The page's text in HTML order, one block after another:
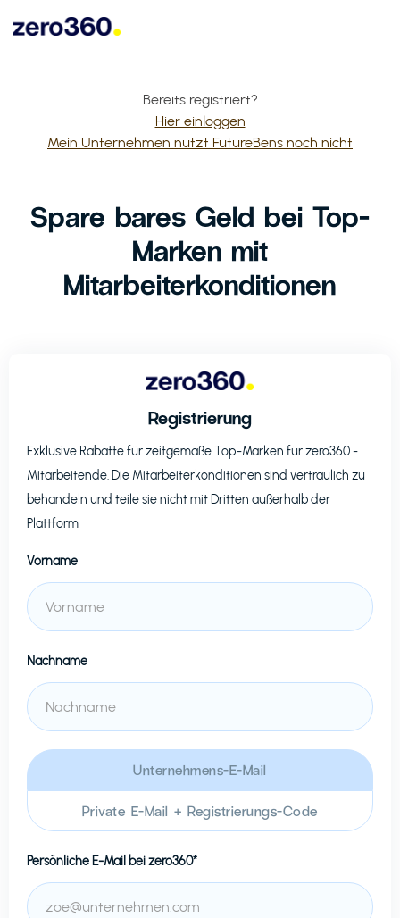
Bereits registriert?
Hier einloggen
Mein Unternehmen nutzt FutureBens noch nicht
Spare bares Geld bei Top-
Marken mit
Mitarbeiterkonditionen
Registrierung
Exklusive Rabatte für zeitgemäße Top-Marken fürzero360-
Mitarbeitende. Die Mitarbeiterkonditionen sind vertraulich zu
behandeln und teile sie nicht mit Dritten außerhalb der
Plattform
Vorname
Nachname
Unternehmens-E-Mail
Private E-Mail + Registrierungs-Code
Persönliche E-Mail beizero360*